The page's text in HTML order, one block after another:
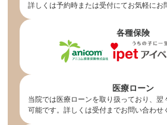
詳しくは予約時または受付にてお気軽にお
各種保険
医療ローン
当院では医療ローンを取り扱っており、翌
可能です。詳しくは受付までお問い合わせ